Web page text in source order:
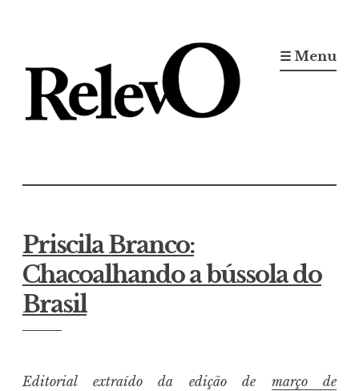
conteúdo
☰ Menu
Priscila Branco:
Chacoalhando a bússola do
Brasil
Editorial extraído da edição de março de